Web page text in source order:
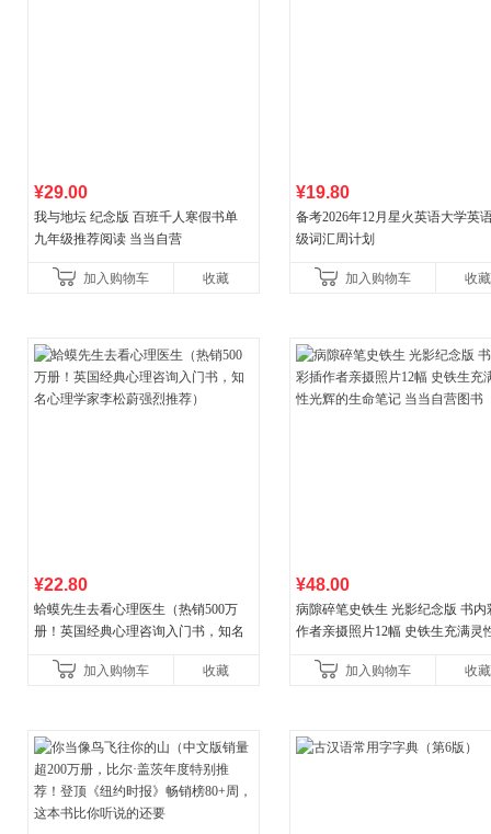
¥29.00
我与地坛 纪念版 百班千人寒假书单
九年级推荐阅读 当当自营
加入购物车 收藏
¥19.80
备考2026年12月星火英语大学英
级词汇周计划
加入购物车 收藏
¥22.80
蛤蟆先生去看心理医生（热销500万
册！英国经典心理咨询入门书，知名
加入购物车
收藏
¥48.00
病隙碎笔史铁生 光影纪念版 书内
作者亲摄照片12幅 史铁生充满灵
加入购物车
收藏